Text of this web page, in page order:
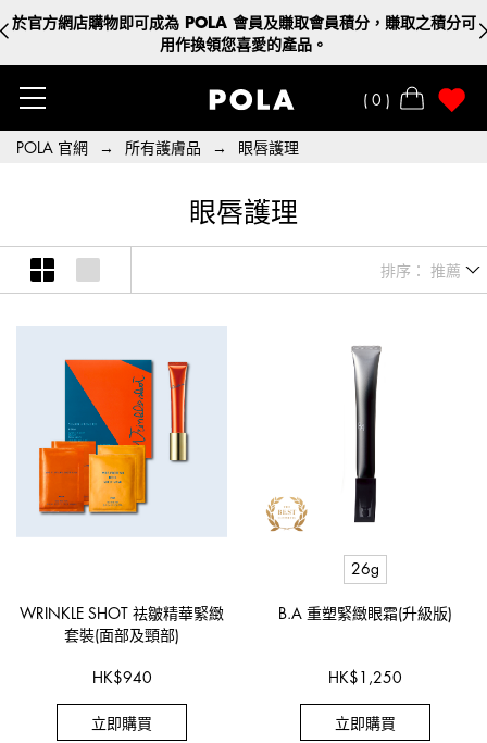
0
於官方網店購物即可成為 POLA 會員及賺取會員積分，賺取之積分可
用作換領您喜愛的產品。
POLA 官網 → 所有護膚品 → 眼唇護理
眼唇護理
排序： 推薦
WRINKLE SHOT 祛皺精華緊緻
套裝(面部及頸部)
HK$940
立即購買
26g
B.A 重塑緊緻眼霜(升級版)
HK$ 1,250
立即購買